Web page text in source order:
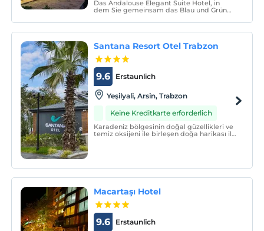
Das Andalouse Elegant Suite Hotel, in
dem Sie gemeinsam das Blau und Grün
bietet seinen Gästen eine komfortable
Unterkunft mit seiner ursprünglichen
Santana Resort Otel Trabzon
Erstaunlich
9.6
Yeşilyali, Arsin, Trabzon
Keine Kreditkarte erforderlich
Karadeniz bölgesinin doğal güzellikleri ve
temiz oksijeni ile birleşen doğa harikası ile
Macartaşı Hotel
Erstaunlich
9.6